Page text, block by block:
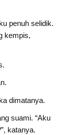
penuh selidik.
kempis,
dimatanya.
suami. “Aku
katanya.